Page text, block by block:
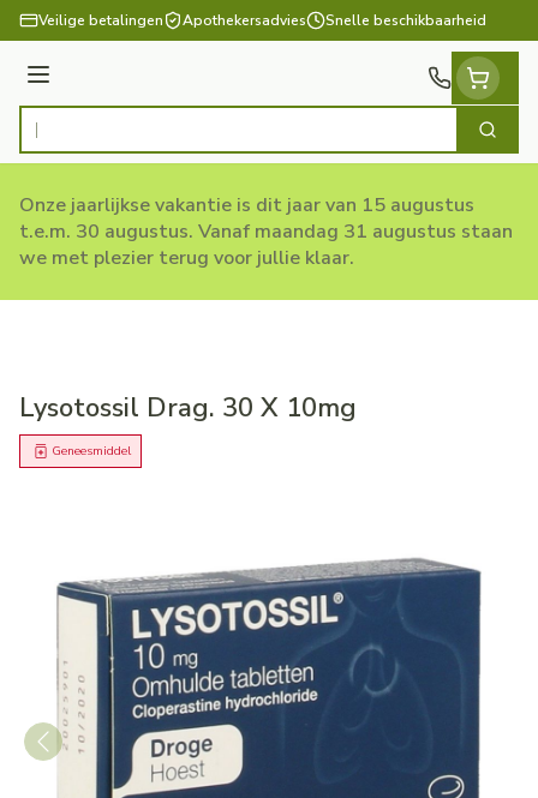
Ga naar de inhoud
Veilige betalingen Apothekersadvies Snelle beschikbaarheid
Menu
Product, merk, categorie... Zoek
Onze jaarlijkse vakantie is dit jaar van 15 augustus
t.e.m. 30 augustus. Vanaf maandag 31 augustus staan
we met plezier terug voor jullie klaar.
Lysotossil Drag. 30 X 10mg
Geneesmiddel